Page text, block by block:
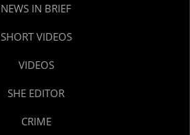
NEWS IN BRIEF
SHORT VIDEOS
VIDEOS
SHE EDITOR
CRIME